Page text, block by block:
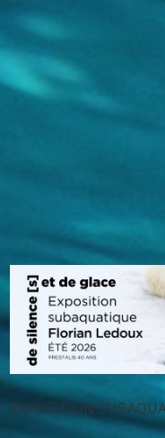
EXPOSITION